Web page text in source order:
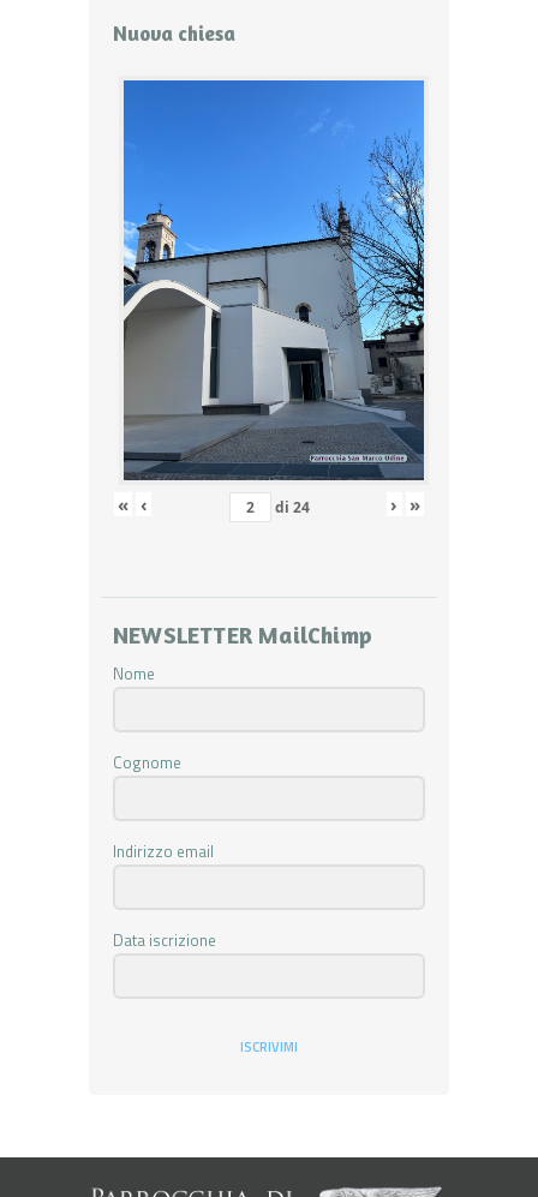
Nuova chiesa
« ‹ di 24 › »
NEWSLETTER MailChimp
Nome
Cognome
Indirizzo email
Data iscrizione
ISCRIVIMI